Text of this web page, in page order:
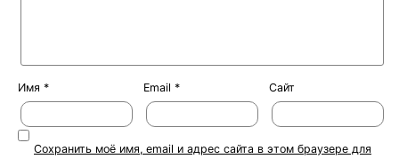
Имя * Email * Сайт
Сохранить моё имя, email и адрес сайта в этом браузере для